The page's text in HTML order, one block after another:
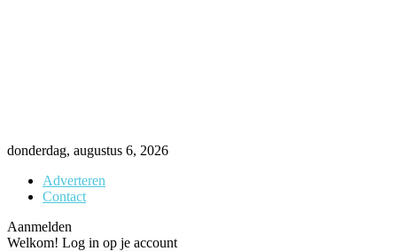
donderdag, augustus 6, 2026
Adverteren
Contact
Aanmelden
Welkom! Log in op je account